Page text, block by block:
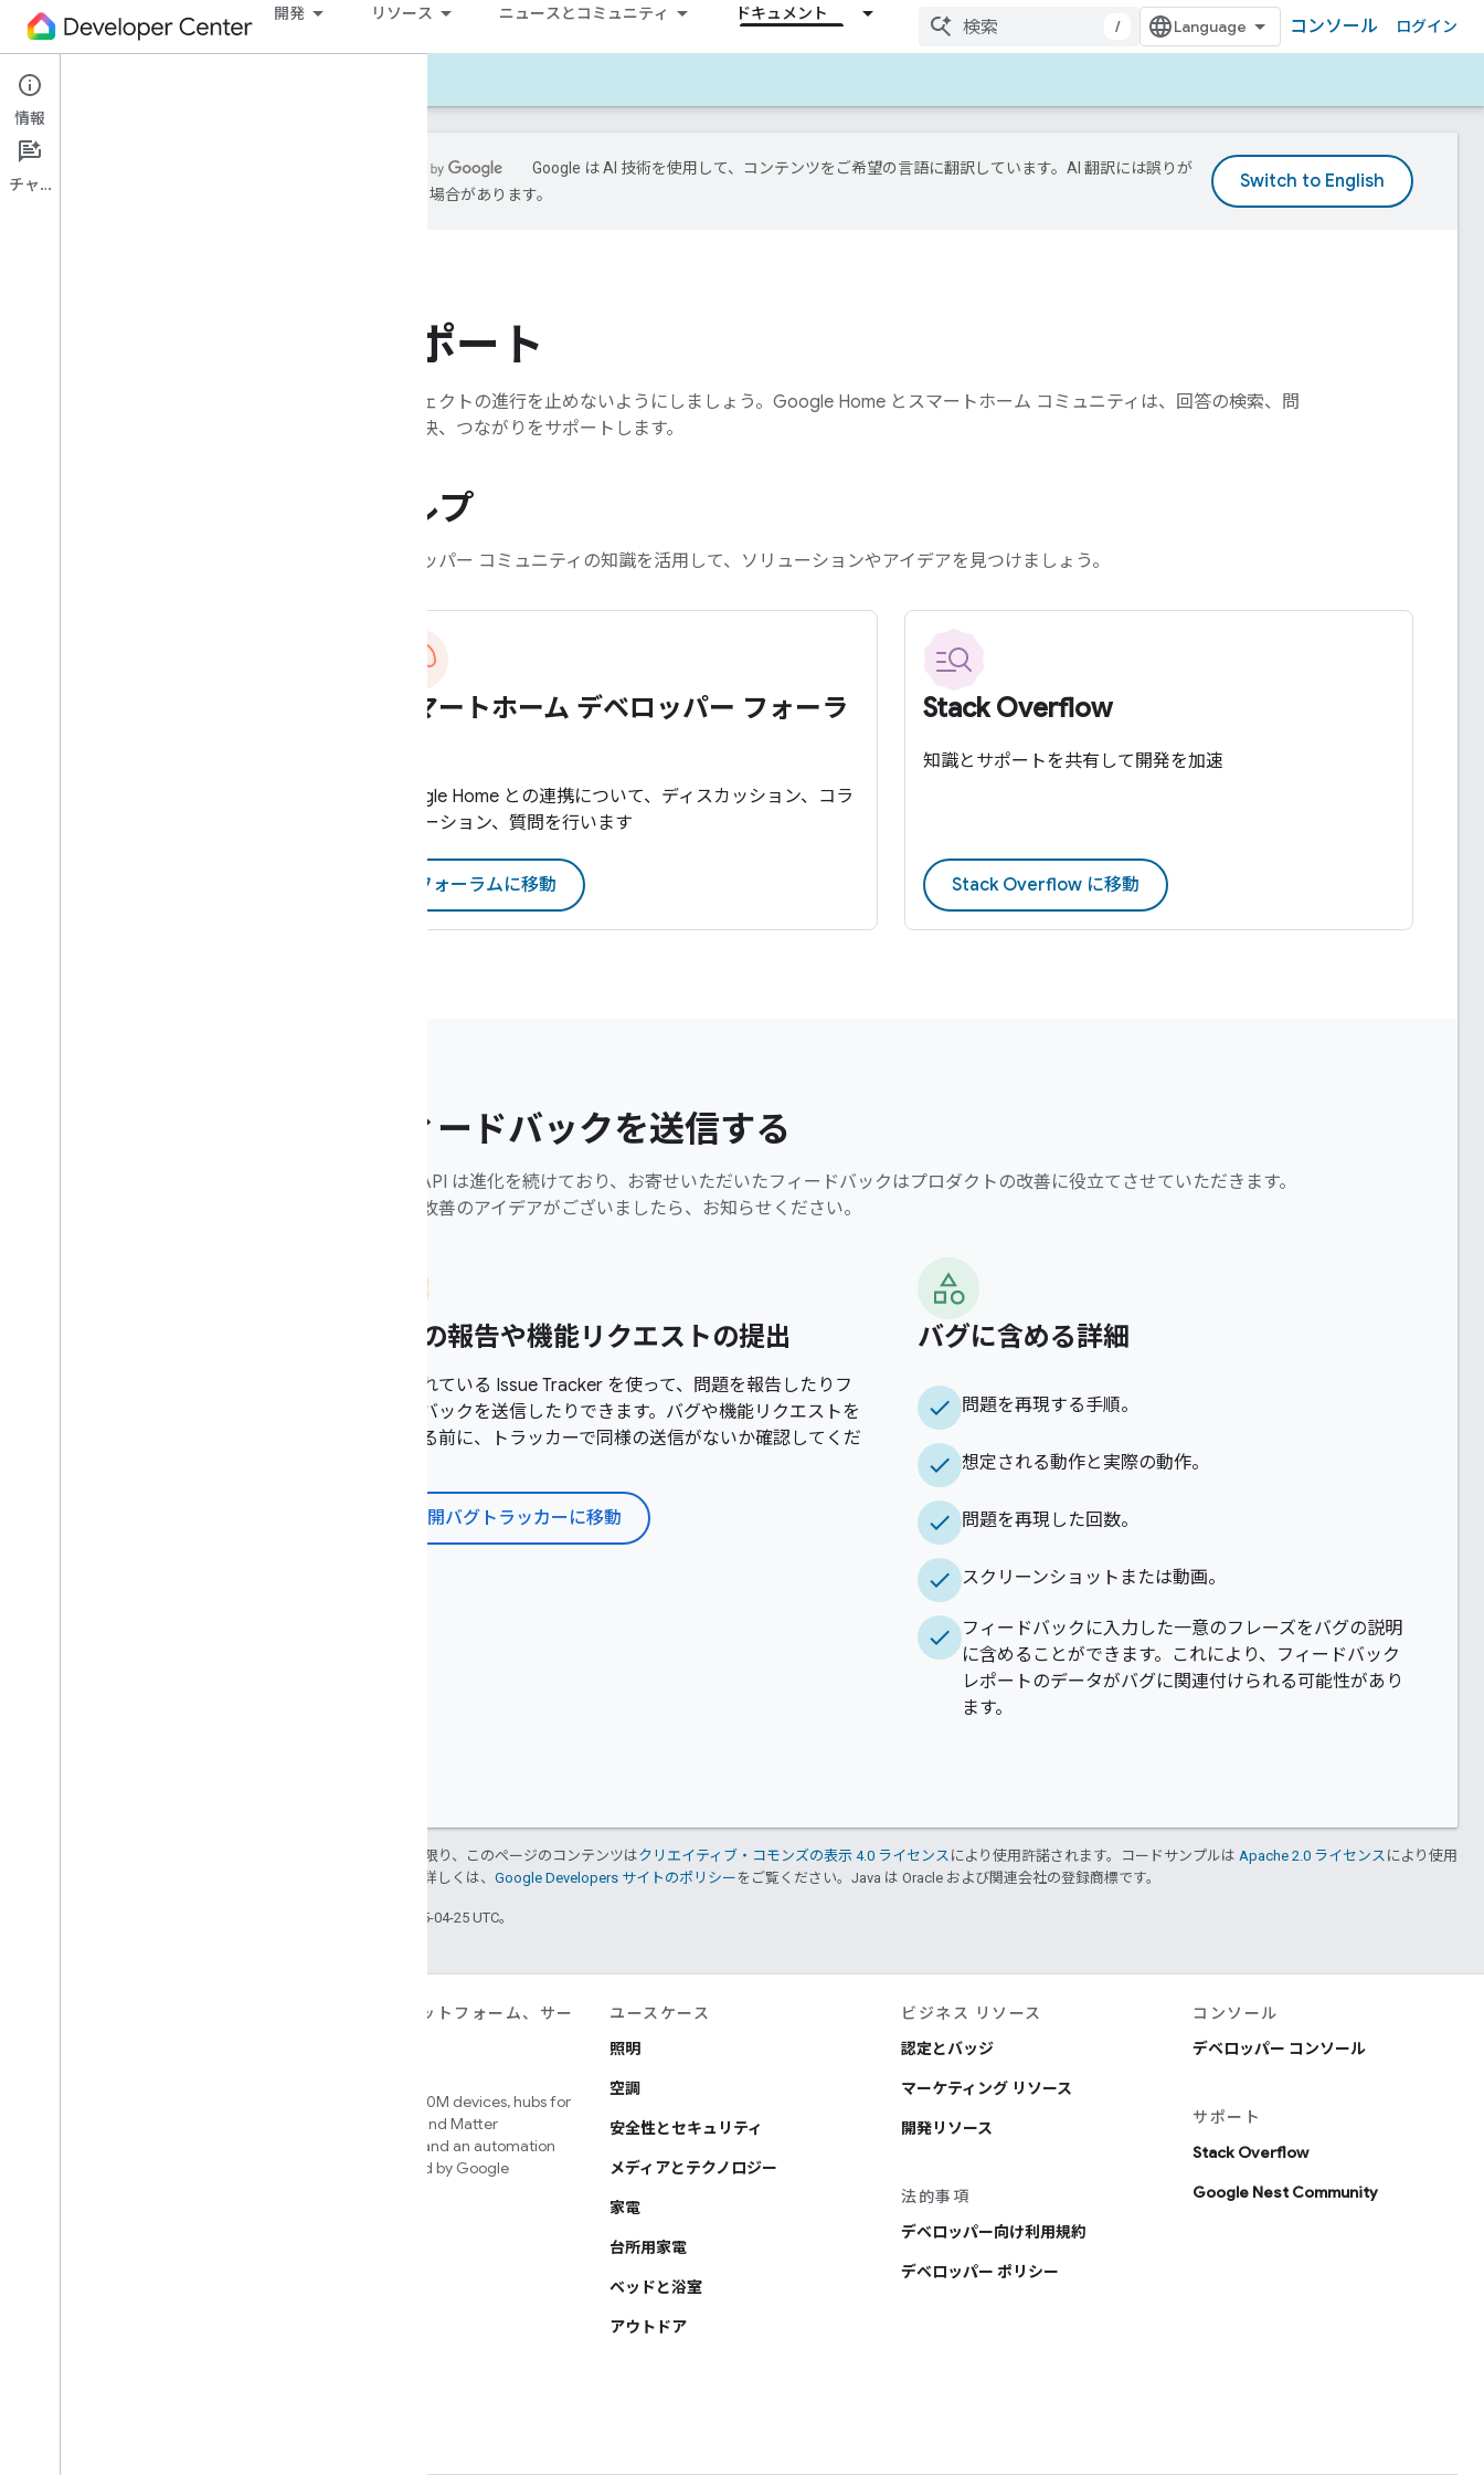
開発 リソース ニュースとコミュニティ ドキュメント
/ コンソール ログイン
Google は AI 技術を使用して、コンテンツをご希望の言語に翻訳しています。AI 翻訳には誤りが
含まれる場合があります。
サポート
プロジェクトの進行を止めないようにしましょう。Google Home とスマートホーム コミュニティは、回答の検索、問
題の解決、つながりをサポートします。
ヘルプ
デベロッパー コミュニティの知識を活用して、ソリューションやアイデアを見つけましょう。
スマートホーム デベロッパー フォーラ
Google Home との連携について、ディスカッション、コラ
ボレーション、質問を行います
フォーラムに移動
Stack Overflow
知識とサポートを共有して開発を加速
Stack Overflow に移動
フィードバックを送信する
Home API は進化を続けており、お寄せいただいたフィードバックはプロダクトの改善に役立てさせていただきます。
問題や改善のアイデアがございましたら、お知らせください。
バグの報告や機能リクエストの提出
公開されている Issue Tracker を使って、問題を報告したりフ
ィードバックを送信したりできます。バグや機能リクエストを
送信する前に、トラッカーで同様の送信がないか確認してくだ
公開バグトラッカーに移動
バグに含める詳細
check 問題を再現する手順。
check 想定される動作と実際の動作。
check 問題を再現した回数。
check スクリーンショットまたは動画。
check フィードバックに入力した一意のフレーズをバグの説明
に含めることができます。これにより、フィードバック
レポートのデータがバグに関連付けられる可能性があり
ます。
特に記載のない限り、このページのコンテンツはクリエイティブ・コモンズの表示 4.0 ライセンス により使用許諾されます。コードサンプルは Apache 2.0 ライセンス により使用
許諾されます。詳しくは、 Google Developers サイトのポリシー をご覧ください。Java は Oracle および関連会社の登録商標です。
最終更新日 2025-04-25 UTC。
アプリ、プラットフォーム、サー
Access over 600M devices, hubs for
Google Home and Matter
infrastructure, and an automation
engine powered by Google
ユースケース
照明
空調
安全性とセキュリティ
メディアとテクノロジー
家電
台所用家電
ベッドと浴室
アウトドア
ビジネス リソース
認定とバッジ
マーケティング リソース
開発リソース
法的事項
デベロッパー向け利用規約
デベロッパー ポリシー
コンソール
デベロッパー コンソール
サポート
Stack Overflow
Google Nest Community
情報
チャット